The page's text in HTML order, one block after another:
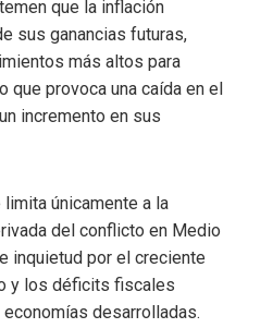
que la inflación
sus ganancias futuras,
más altos para
que provoca una caída en el
incremento en sus
únicamente a la
del conflicto en Medio
inquietud por el creciente
y los déficits fiscales
desarrolladas.